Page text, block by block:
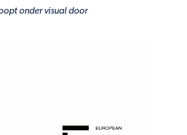
onder visual door